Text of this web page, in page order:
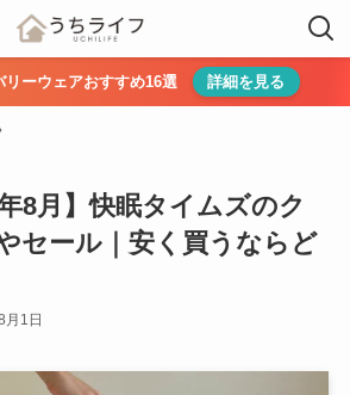
ーウェアおすすめ16選 詳細を見る
年8月】快眠タイムズのク
セール｜安く買うならど
月1日